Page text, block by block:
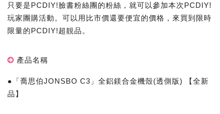
只要是PCDIY!臉書粉絲團的粉絲，就可以參加本次PCDIY!
玩家團購活動。可以用比市價還要便宜的價格，來買到限時
限量的PCDIY!超靚品。
產品名稱
●「喬思伯JONSBO C3」全鋁鎂合金機殼(透側版) 【全新
品】